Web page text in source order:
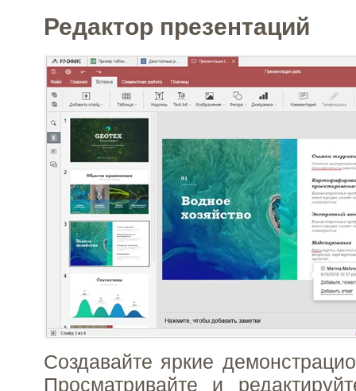
Редактор презентаций
Создавайте яркие
Просматривайте и